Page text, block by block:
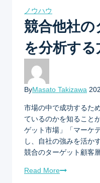
ノウハウ
競合他社
を分析す
ByMasato Takizawa
市場の中で成功するた
ているのかを知ること
ゲット市場」「マーケ
し、自社の強みを活か
競合のターゲット顧客
Read More